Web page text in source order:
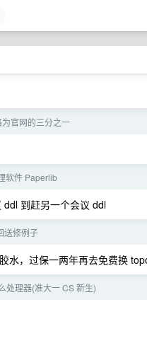
官网的三分之一
软件 Paperlib
到赶另一个会议 ddl
送修例子
水，过保一两年再去免费换
处理器(准大一 CS 新生)